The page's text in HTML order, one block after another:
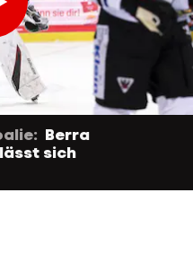
Berra
sich